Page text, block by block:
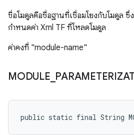
ชื่อโมดูลคือชื่อฐานที่เชื่อมโยงกับโมดูล ซึ่
กำหนดค่า Xml TF ที่โหลดโมดูล
ค่าคงที่ "module-name"
MODULE
public static final String